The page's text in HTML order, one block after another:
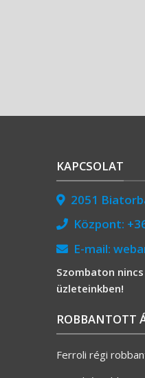
KAPCSOLAT
2051
Központ:
E-mail:
Szombaton
üzleteinkben!
ROBBANTOTT
Ferroli régi